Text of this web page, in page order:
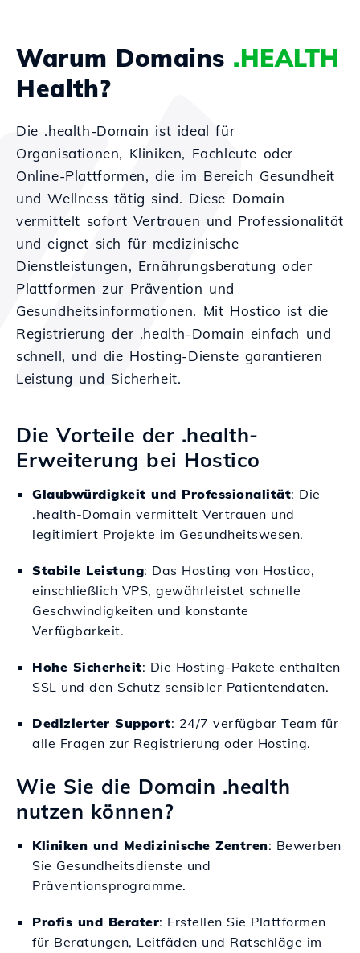
Warum Domains .HEALTH
Health?
Die .health-Domain ist ideal für
Organisationen, Kliniken, Fachleute oder
Online-Plattformen, die im Bereich Gesundheit
und Wellness tätig sind. Diese Domain
vermittelt sofort Vertrauen und Professionalität
und eignet sich für medizinische
Dienstleistungen, Ernährungsberatung oder
Plattformen zur Prävention und
Gesundheitsinformationen. Mit Hostico ist die
Registrierung der .health-Domain einfach und
schnell, und die Hosting-Dienste garantieren
Leistung und Sicherheit.
Die Vorteile der .health-
Erweiterung bei Hostico
Glaubwürdigkeit und Professionalität: Die
.health-Domain vermittelt Vertrauen und
legitimiert Projekte im Gesundheitswesen.
Stabile Leistung: Das Hosting von Hostico,
einschließlich VPS, gewährleistet schnelle
Geschwindigkeiten und konstante
Verfügbarkeit.
Hohe Sicherheit: Die Hosting-Pakete enthalten
SSL und den Schutz sensibler Patientendaten.
Dedizierter Support: 24/7 verfügbar Team für
alle Fragen zur Registrierung oder Hosting.
Wie Sie die Domain .health
nutzen können?
Kliniken und Medizinische Zentren: Bewerben
Sie Gesundheitsdienste und
Präventionsprogramme.
Profis und Berater: Erstellen Sie Plattformen
für Beratungen, Leitfäden und Ratschläge im